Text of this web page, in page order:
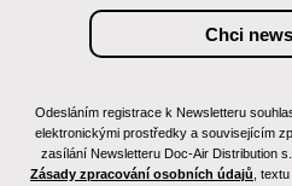
Odesláním registrace k Newsletteru
elektronickými prostředky a souvisejícím
zasílání Newsletteru Doc-Air Distribution
Zásady zpracování osobních údajů ,